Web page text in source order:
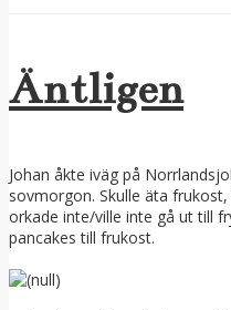
Äntligen
Johan åkte iväg på
sovmorgon. Skulle äta
orkade inte/ville inte gå ut till
pancakes till frukost.